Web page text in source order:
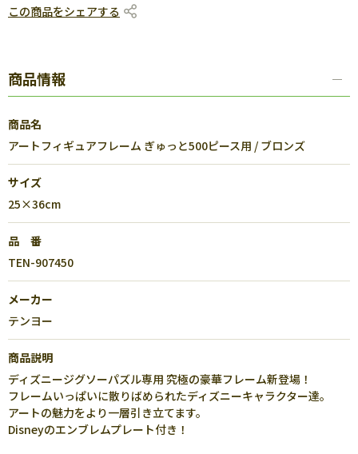
この商品をシェアする
商品情報
商品名
アートフィギュアフレーム ぎゅっと500ピース用 / ブロンズ
サイズ
25×36cm
品 番
TEN-907450
メーカー
テンヨー
商品説明
ディズニージグソーパズル専用 究極の豪華フレーム新登場！
フレームいっぱいに散りばめられたディズニーキャラクター達。
アートの魅力をより一層引き立てます。
Disneyのエンブレムプレート付き！